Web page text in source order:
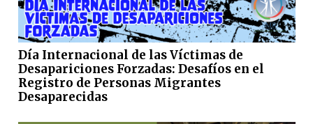
Día Internacional de las Víctimas de
Desapariciones Forzadas: Desafíos en el
Registro de Personas Migrantes
Desaparecidas